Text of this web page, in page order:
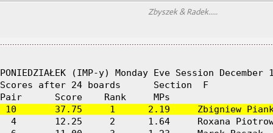
Zbyszek & Radek.....
PONIEDZIAŁEK (IMP-y) Monday Eve Session December
Scores after 24 boards      Section  F
10       37.75     1      2.19     Zbigniew Pianka